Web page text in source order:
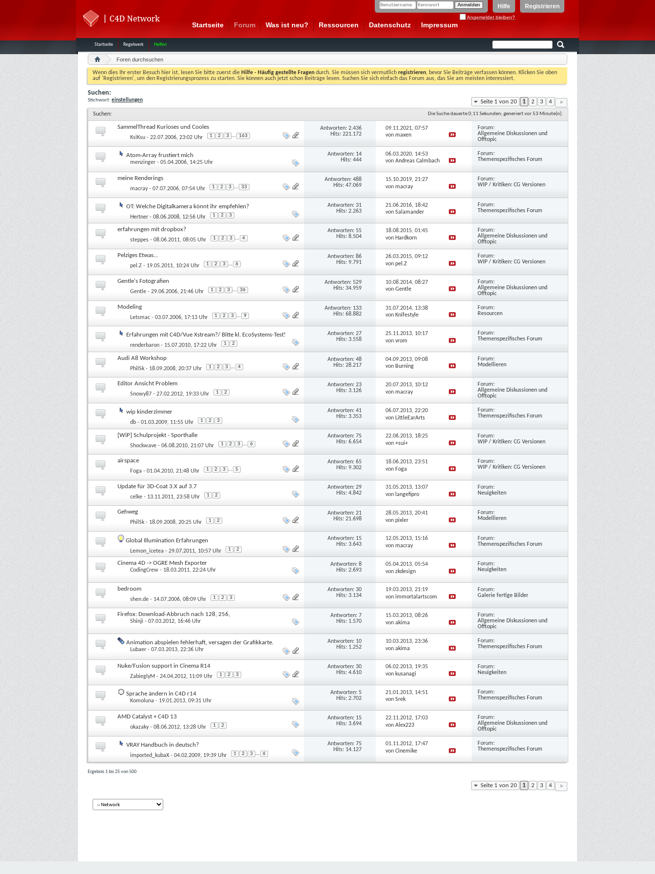
Registrieren
Hilfe
Angemeldet bleiben?
Startseite Forum
Startseite Regelwerk Helfen
Was ist neu? Ressourcen Datenschutz Impressum
Foren durchsuchen
Wenn dies Ihr erster Besuch hier ist, lesen Sie bitte zuerst die Hilfe - Häufig gestellte Fragen durch. Sie müssen sich vermutlich registrieren, bevor Sie Beiträge verfassen können. Klicken Sie oben
auf 'Registrieren', um den Registrierungsprozess zu starten. Sie können auch jetzt schon Beiträge lesen. Suchen Sie sich einfach das Forum aus, das Sie am meisten interessiert.
Suchen:
Stichwort: einstellungen Seite 1 von 20 1 2 3 4
Suchen: Die Suche dauerte0,11 Sekunden; generiert vor 53 Minute(n).
SammelThread Kurioses und Cooles
KsiKsu - 22.07.2006, 23:02 Uhr 1 2 3 ... 163
Antworten: 2.436
Hits: 221.172
09.11.2021,07:57
vonmaxen
Forum:
Allgemeine Diskussionen und
Offtopic
Atom-Array frustiert mich
menzinger - 05.04.2006, 14:25 Uhr
Antworten: 14
Hits: 444
06.03.2020, 14:53
vonAndreas Calmbach
Forum:
Themenspezifisches Forum
meine Renderings
macray- 07.07.2006, 07:54 Uhr 1 2 3 ... 33
Antworten: 488
Hits: 47.069
15.10.2019,21:27
vonmacray
Forum:
WIP / Kritiken: CG Versionen
OT: Welche Digitalkamera könnt ihr empfehlen?
Hertner - 08.06.2008, 12:56 Uhr 1 2 3
Antworten: 31
Hits: 2.263
21.06.2016, 18:42
vonSalamander
Forum:
Themenspezifisches Forum
erfahrungen mit dropbox?
steppes - 08.06.2011, 08:05 Uhr 1 2 3 ... 4
Antworten: 55
Hits: 8.504
18.08.2015,01:45
von Hardkorn
Forum:
Allgemeine Diskussionen und
Offtopic
Pelziges Etwas...
pel.Z - 19.05.2011, 10:24 Uhr 1 2 3 ... 6
Antworten: 86
Hits: 9.791
26.03.2015,09:12
vonpel.Z
Forum:
WIP / Kritiken: CG Versionen
Gentle's Fotografien
Gentle - 29.06.2006, 21:46 Uhr 1 2 3 ... 36
Antworten: 529
Hits: 34.959
10.08.2014,08:27
vonGentle
Forum:
Allgemeine Diskussionen und
Offtopic
Modeling
Letsmac - 03.07.2006, 17:13 Uhr 1 2 3 ... 9
Antworten: 133
Hits: 68.882
31.07.2014, 13:38
von Knifestyle
Forum:
Resourcen
Erfahrungen mit C4D/Vue Xstream?/ Bitte kl. EcoSystems-Test!
renderbaron - 15.07.2010, 17:22 Uhr 1 2
Antworten: 27
Hits: 3.558
25.11.2013, 10:17
vonvrom
Forum:
Themenspezifisches Forum
Audi A8 Workshop
PhilSk - 18.09.2008, 20:37 Uhr 1 2 3 ... 4
Antworten: 48
Hits: 28.217
04.09.2013,09:08
von Burning
Forum:
Modellieren
Editor Ansicht Problem
Snowy87 - 27.02.2012, 19:33 Uhr 1 2
Antworten: 23
Hits: 3.126
20.07.2013, 10:12
vonmacray
Forum:
Allgemeine Diskussionen und
Offtopic
wip kinderzimmer
db - 01.03.2009, 11:55 Uhr 1 2 3
Antworten: 41
Hits: 3.353
06.07.2013,22:20
von LittleEarArts
Forum:
Themenspezifisches Forum
[WiP] Schulprojekt - Sporthalle
Shockwave - 06.08.2010, 21:07 Uhr 1 2 3 ... 6
Antworten: 75
Hits: 6.654
22.06.2013, 18:25
von+sui+
Forum:
WIP / Kritiken: CG Versionen
airspace
Foga - 01.04.2010, 21:48 Uhr 1 2 3 ... 5
Antworten: 65
Hits: 9.302
18.06.2013,23:51
von Foga
Forum:
WIP / Kritiken: CG Versionen
Update für 3D-Coat 3.X auf 3.7
celke - 13.11.2011, 23:58 Uhr 1 2
Antworten: 29
Hits: 4.842
31.05.2013, 13:07
von langefipro
Forum:
Neuigkeiten
Gehweg
PhilSk - 18.09.2008, 20:25 Uhr 1 2
Antworten: 21
Hits: 21.698
28.05.2013,20:41
vonpixler
Forum:
Modellieren
Global Illumination Erfahrungen
Lemon_icetea - 29.07.2011, 10:57 Uhr 1 2
Antworten: 15
Hits: 3.643
12.05.2013, 15:16
vonmacray
Forum:
Themenspezifisches Forum
Cinema 4D -> OGRE Mesh Exporter
CodingCrew - 18.03.2011, 22:24 Uhr
Antworten: 8
Hits: 2.693
05.04.2013,05:54
vonzkdesign
Forum:
Neuigkeiten
bedroom
shen.de - 14.07.2006, 08:09 Uhr 1 2 3
Antworten: 30
Hits: 3.134
19.03.2013,21:19
vonimmortalartscom
Forum:
Galerie fertige Bilder
Firefox: Download-Abbruch nach 128, 256,
Shinji - 07.03.2012, 16:46 Uhr
Antworten: 7
Hits: 1.570
15.03.2013,08:26
vonakima
Forum:
Allgemeine Diskussionen und
Offtopic
Animation abspielen fehlerhaft, versagen der Grafikkarte.
Lubaer - 07.03.2013, 22:36 Uhr
Antworten: 10
Hits: 1.252
10.03.2013,23:36
vonakima
Forum:
Themenspezifisches Forum
Nuke/Fusion support in Cinema R14
ZabieglyM - 24.04.2012, 11:09 Uhr 1 2 3
Antworten: 30
Hits: 4.610
06.02.2013, 19:35
von kusanagi
Forum:
Neuigkeiten
Sprache ändern in C4D r14
Komoluna - 19.01.2013, 09:31 Uhr
Antworten: 5
Hits: 2.702
21.01.2013, 14:51
vonSrek
Forum:
Themenspezifisches Forum
AMD Catalyst + C4D 13
okazaky- 08.06.2012, 13:28 Uhr 1 2
Antworten: 15
Hits: 3.694
22.11.2012, 17:03
vonAlex223
Forum:
Allgemeine Diskussionen und
Offtopic
VRAY Handbuch in deutsch?
imported_kubaX - 04.02.2009, 19:39 Uhr 1 2 3 ... 6
Antworten: 75
Hits: 14.127
01.11.2012, 17:47
vonCinemike
Forum:
Themenspezifisches Forum
Ergebnis 1 bis 25 von 500
Seite 1 von 20 1 2 3 4